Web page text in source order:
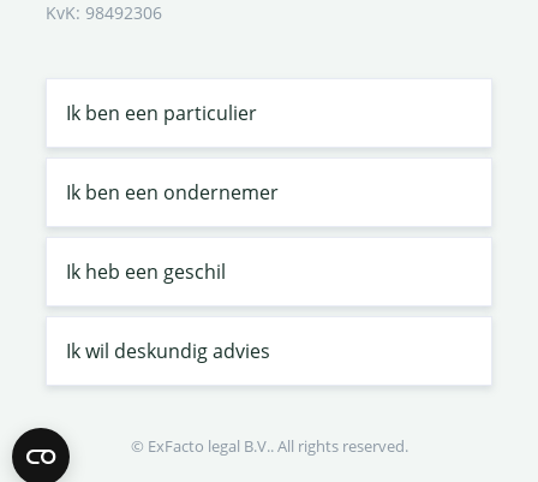
KvK: 98492306
Ik ben een particulier
Ik ben een ondernemer
Ik heb een geschil
Ik wil deskundig advies
© ExFacto legal B.V.. All rights reserved.